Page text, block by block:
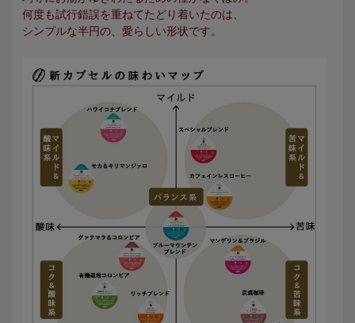
何度も試行錯誤を重ねてたどり着いたのは、
シンプルな半円の、愛らしい形状です。